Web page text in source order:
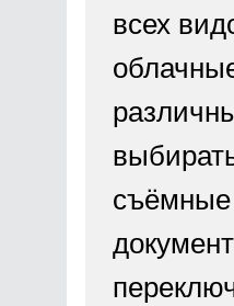
всех
съёмные